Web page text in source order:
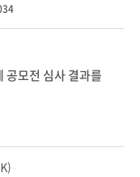
공모전 심사 결과를